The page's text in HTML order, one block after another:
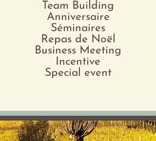
Team Building
Anniversaire
Séminaires
Repas de Noël
Business Meeting
Incentive
Special event